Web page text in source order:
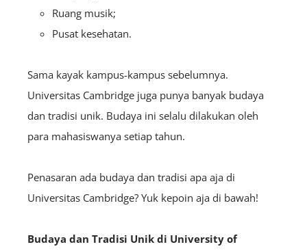
Ruang musik;
Pusat kesehatan.
Sama kayak kampus-kampus sebelumnya.
Universitas Cambridge juga punya banyak budaya
dan tradisi unik. Budaya ini selalu dilakukan oleh
para mahasiswanya setiap tahun.
Penasaran ada budaya dan tradisi apa aja di
Universitas Cambridge? Yuk kepoin aja di bawah!
Budaya dan Tradisi Unik di University of